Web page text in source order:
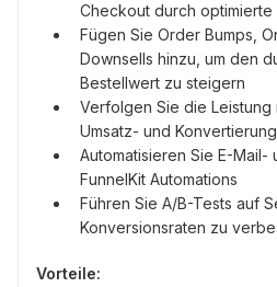
Checkout durch optimierte
Fügen Sie Order Bumps,
Downsells hinzu, um den
Bestellwert zu steigern
Verfolgen Sie die Leistung
Umsatz- und
Automatisieren Sie E-Mail-
FunnelKit Automations
Führen Sie A/B-Tests auf
Konversionsraten zu
Vorteile: